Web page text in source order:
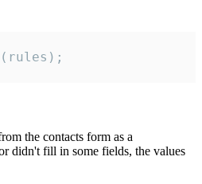
the contacts form as a
didn't fill in some fields, the values